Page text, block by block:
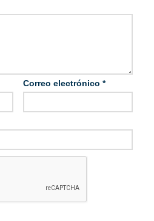
Correo electrónico *